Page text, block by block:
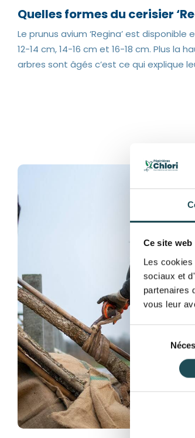
Ce site
Les
sociaux et
partenaires
vous leur
du
consentement
Quelles formes du cerisier
Le prunus avium ‘Regina’ est
12-14 cm, 14-16 cm et 16-18 cm. Plus
arbres sont âgés c’est ce qui explique